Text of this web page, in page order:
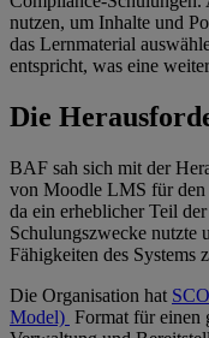
nutzen, um Inhalte und
das Lernmaterial
entspricht, was eine
Die
BAF sah sich mit der
von Moodle LMS für den
da ein erheblicher Teil
Schulungszwecke nutzte
Fähigkeiten des Systems
Die Organisation hat
Model) Format für einen